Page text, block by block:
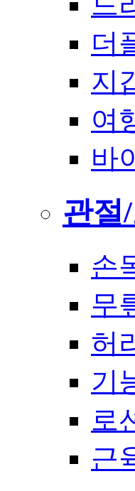
더
지
여
바
관절
손
무
허
기
로
근